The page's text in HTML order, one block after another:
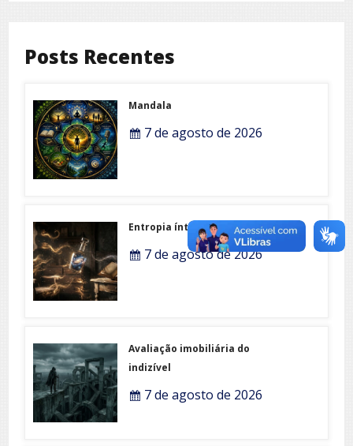
Posts Recentes
Mandala
7 de agosto de 2026
Entropia íntima
7 de agosto de 2026
Avaliação imobiliária do
indizível
7 de agosto de 2026